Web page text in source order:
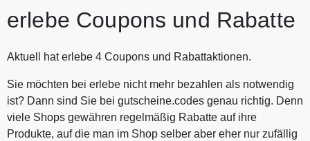
erlebe Coupons und Rabatte
Aktuell hat erlebe 4 Coupons und Rabattaktionen.
Sie möchten bei erlebe nicht mehr bezahlen als notwendig
ist? Dann sind Sie bei gutscheine.codes genau richtig. Denn
viele Shops gewähren regelmäßig Rabatte auf ihre
Produkte, auf die man im Shop selber aber eher nur zufällig